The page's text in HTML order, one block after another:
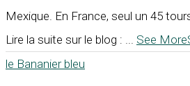
Mexique. En France, seul un 45
Lire la suite sur le blog :
See More
le Bananier bleu